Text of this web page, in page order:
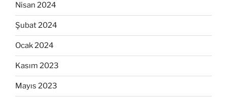
Nisan 2024
Şubat 2024
Ocak 2024
Kasım 2023
Mayıs 2023